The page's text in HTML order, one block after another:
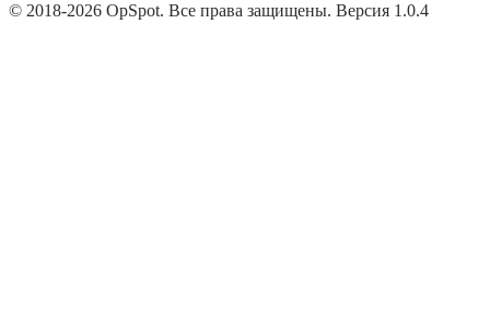
© 2018-2026 OpSpot. Все права защищены. Версия 1.0.4